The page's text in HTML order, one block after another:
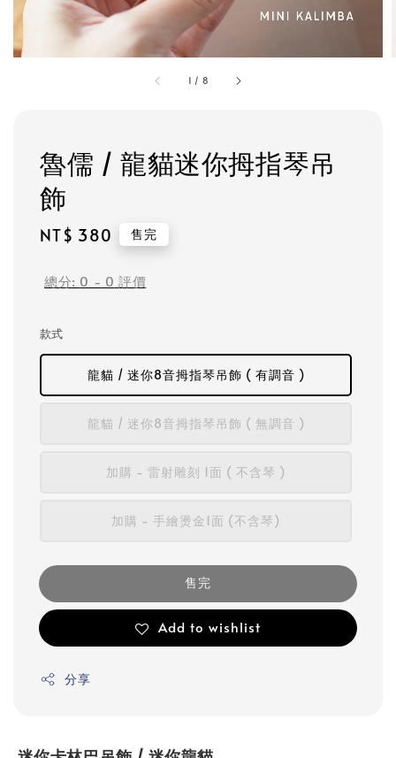
1 / 8
魯儒 / 龍貓迷你拇指琴吊
飾
Regular
NT$ 380 售完
總分: 0 - 0 評價
款式
龍貓 / 迷你8音拇指琴吊飾 ( 有調音 )
龍貓 / 迷你8音拇指琴吊飾 ( 無調音 )
加購 - 雷射雕刻 1面 ( 不含琴 )
加購 - 手繪燙金1面 (不含琴)
售完
Add to wishlist
分享